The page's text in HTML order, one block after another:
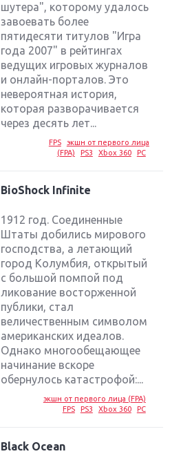
шутера", которому удалось
завоевать более
пятидесяти титулов "Игра
года 2007" в рейтингах
ведущих игровых журналов
и онлайн-порталов. Это
невероятная история,
которая разворачивается
через десять лет...
FPS
экшн от первого лица
(FPA)
PS3 Xbox 360 PC
BioShock Infinite
1912 год. Соединенные
Штаты добились мирового
господства, а летающий
город Колумбия, открытый
с большой помпой под
ликование восторженной
публики, стал
величественным символом
американских идеалов.
Однако многообещающее
начинание вскоре
обернулось катастрофой:...
экшн от первого лица (FPA)
FPS
PS3 Xbox 360 PC
Black Ocean